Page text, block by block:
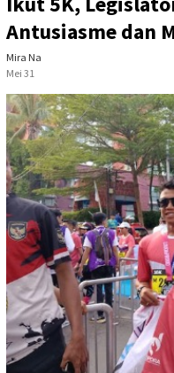
Antusiasme dan
Mira Na
Mei 31